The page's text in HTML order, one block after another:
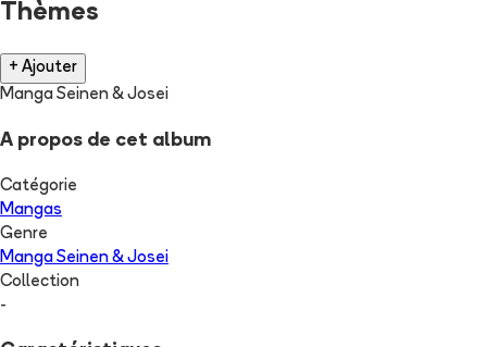
Thèmes
+ Ajouter
Manga Seinen & Josei
A propos de cet album
Catégorie
Mangas
Genre
Manga Seinen & Josei
Collection
-